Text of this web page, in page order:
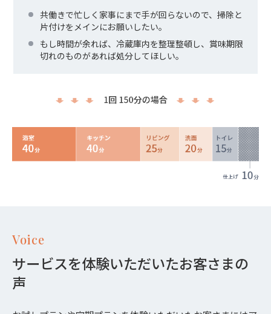
共働きで忙しく家事にまで手が回らないので、掃除と
片付けをメインにお願いしたい。
もし時間が余れば、冷蔵庫内を整理整頓し、賞味期限
切れのものがあれば処分してほしい。
Voice
サービスを体験いただいたお客さまの
声